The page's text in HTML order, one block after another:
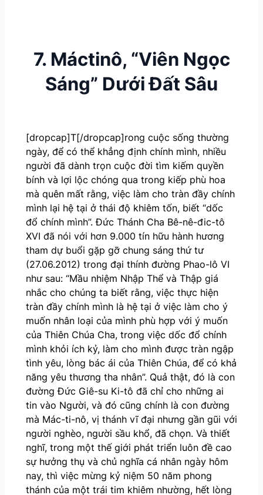
7. Máctinô, “Viên Ngọc
Sáng” Dưới Đất Sâu
[dropcap]T[/dropcap]rong cuộc sống thường
ngày, để có thể khẳng định chính mình, nhiều
người đã dành trọn cuộc đời tìm kiếm quyền
bính và lợi lộc chóng qua trong kiếp phù hoa
mà quên mất rằng, việc làm cho tràn đầy chính
mình lại hệ tại ở thái độ khiêm tốn, biết “dốc
đổ chính mình”. Đức Thánh Cha Bê-nê-đic-tô
XVI đã nói với hơn 9.000 tín hữu hành hương
tham dự buổi gặp gỡ chung sáng thứ tư
(27.06.2012) trong đại thính đường Phao-lô VI
như sau: “Mầu nhiệm Nhập Thể và Thập giá
nhắc cho chúng ta biết rằng, việc thực hiện
tràn đầy chính mình là hệ tại ở việc làm cho ý
muốn nhân loại của mình phù hợp với ý muốn
của Thiên Chúa Cha, trong việc dốc đổ chính
mình khỏi ích kỷ, làm cho mình được tràn ngập
tình yêu, lòng bác ái của Thiên Chúa, để có khả
năng yêu thương tha nhân”. Quả thật, đó là con
đường Đức Giê-su Ki-tô đã chỉ cho những ai
tin vào Người, và đó cũng chính là con đường
mà Mác-ti-nô, vị thánh vĩ đại nhưng gần gũi với
người nghèo, người sầu khổ, đã chọn. Và thiết
nghĩ, trong một thế giới phát triển luôn đề cao
sự hưởng thụ và chủ nghĩa cá nhân ngày hôm
nay, thì việc mừng kỷ niệm 50 năm phong
thánh của một trái tim khiêm nhường, hết lòng